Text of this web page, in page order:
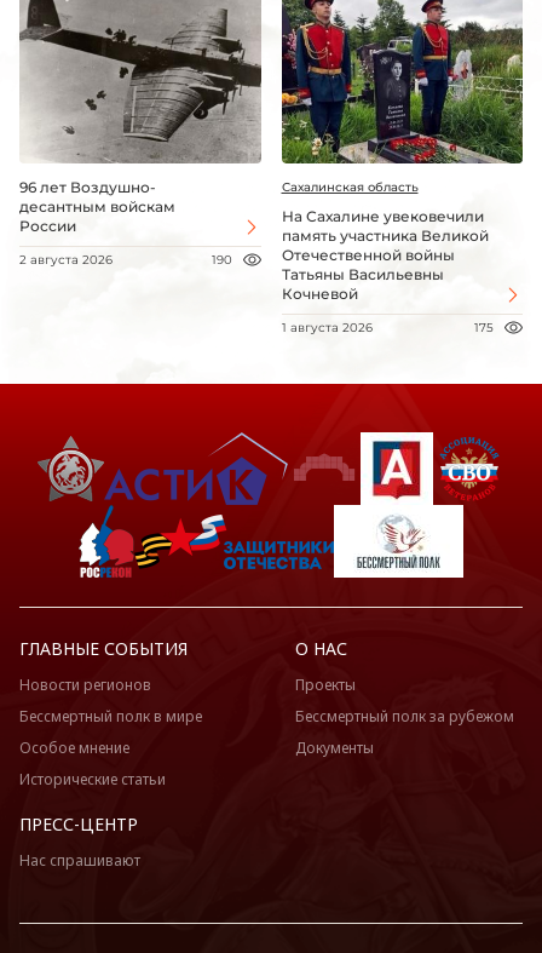
96 лет Воздушно-
десантным войскам
России
2 августа 2026 190
Сахалинская область
На Сахалине увековечили
память участника Великой
Отечественной войны
Татьяны Васильевны
Кочневой
1 августа 2026 175
ГЛАВНЫЕ СОБЫТИЯ
Новости регионов
Бессмертный полк в мире
Особое мнение
Исторические статьи
О НАС
Проекты
Бессмертный полк за рубежом
Документы
ПРЕСС-ЦЕНТР
Нас спрашивают